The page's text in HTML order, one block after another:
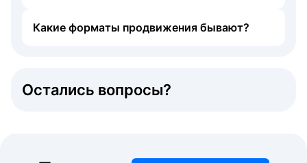
Какие форматы продвижения бывают?
Остались вопросы?